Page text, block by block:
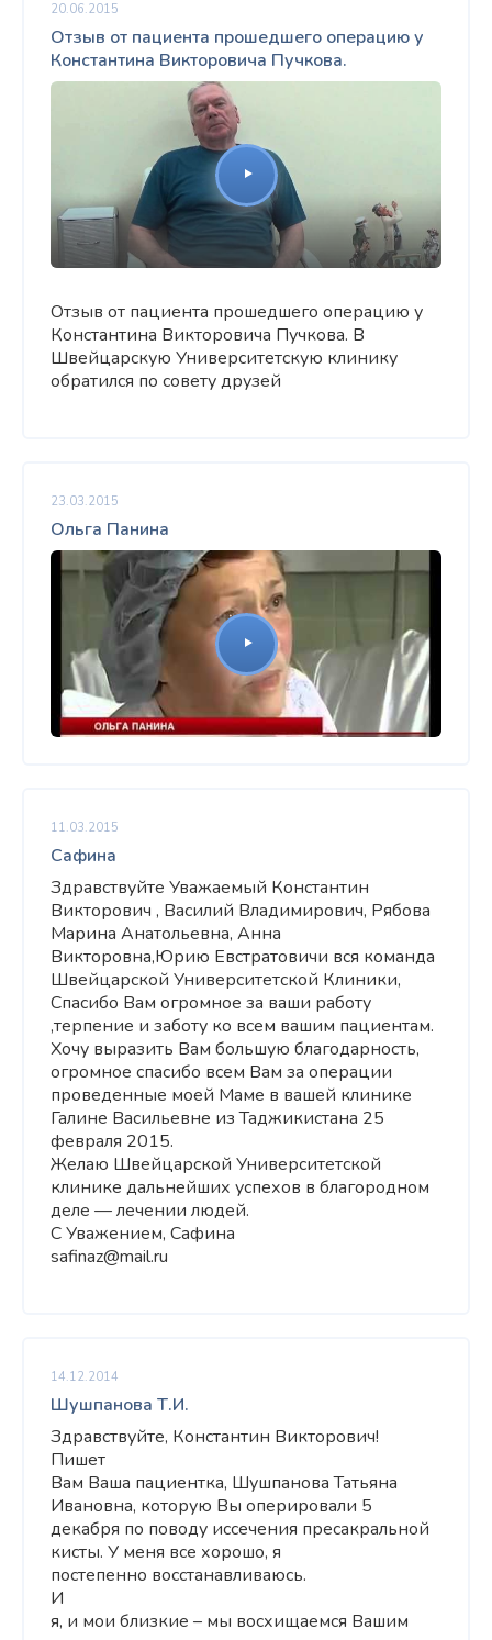
20.06.2015
Отзыв от пациента прошедшего операцию у
Константина Викторовича Пучкова.
Отзыв от пациента прошедшего операцию у
Константина Викторовича Пучкова. В
Швейцарскую Университетскую клинику
обратился по совету друзей
23.03.2015
Ольга Панина
11.03.2015
Сафина
Здравствуйте Уважаемый Константин
Викторович , Василий Владимирович, Рябова
Марина Анатольевна, Анна
Викторовна,Юрию Евстратовичи вся команда
Швейцарской Университетской Клиники,
Спасибо Вам огромное за ваши работу
,терпение и заботу ко всем вашим пациентам.
Хочу выразить Вам большую благодарность,
огромное спасибо всем Вам за операции
проведенные моей Маме в вашей клинике
Галине Васильевне из Таджикистана 25
февраля 2015.
Желаю Швейцарской Университетской
клинике дальнейших успехов в благородном
деле — лечении людей.
С Уважением, Сафина
safinaz@mail.ru
14.12.2014
Шушпанова Т.И.
Здравствуйте, Константин Викторович!
Пишет
Вам Ваша пациентка, Шушпанова Татьяна
Ивановна, которую Вы оперировали 5
декабря по поводу иссечения пресакральной
кисты. У меня все хорошо, я
постепенно восстанавливаюсь.
И
я, и мои близкие – мы восхищаемся Вашим